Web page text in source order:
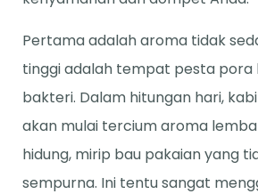
Pertama adalah aroma tidak
tinggi adalah tempat pesta pora
bakteri. Dalam hitungan hari,
akan mulai tercium aroma
hidung, mirip bau pakaian yang
sempurna. Ini tentu sangat